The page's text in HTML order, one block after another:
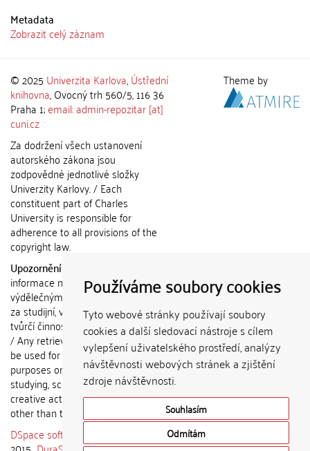
Používáme soubory cookies
Tyto webové stránky používají soubory
cookies a další sledovací nástroje s cílem
vylepšení uživatelského prostředí, analýzy
návštěvnosti webových stránek a zjištění
zdroje návštěvnosti.
Souhlasím
Odmítám
Metadata
Zobrazit celý záznam
© 2025 Univerzita Karlova,Ústřední
knihovna, Ovocný trh 560/5, 116 36
Praha 1;email: admin-repozitar [at]
cuni.cz
Za dodržení všech ustanovení
autorského zákona jsou
zodpovědné jednotlivé složky
Univerzity Karlovy. / Each
constituent part of Charles
University is responsible for
adherence to all provisions of the
copyright law.
Upozornění / Notice:
informace nemohou být použity k
výdělečným účelům nebo vydávány
za studijní, vědeckou nebo jinou
tvůrčí činnost jiné osoby než autora.
/ Any retrieved information shall not
be used for any commercial
purposes or claimed as results of
studying, scientific or any other
creative activities of any person
other than the author.
DSpace software
copyright © 2002-
Theme by